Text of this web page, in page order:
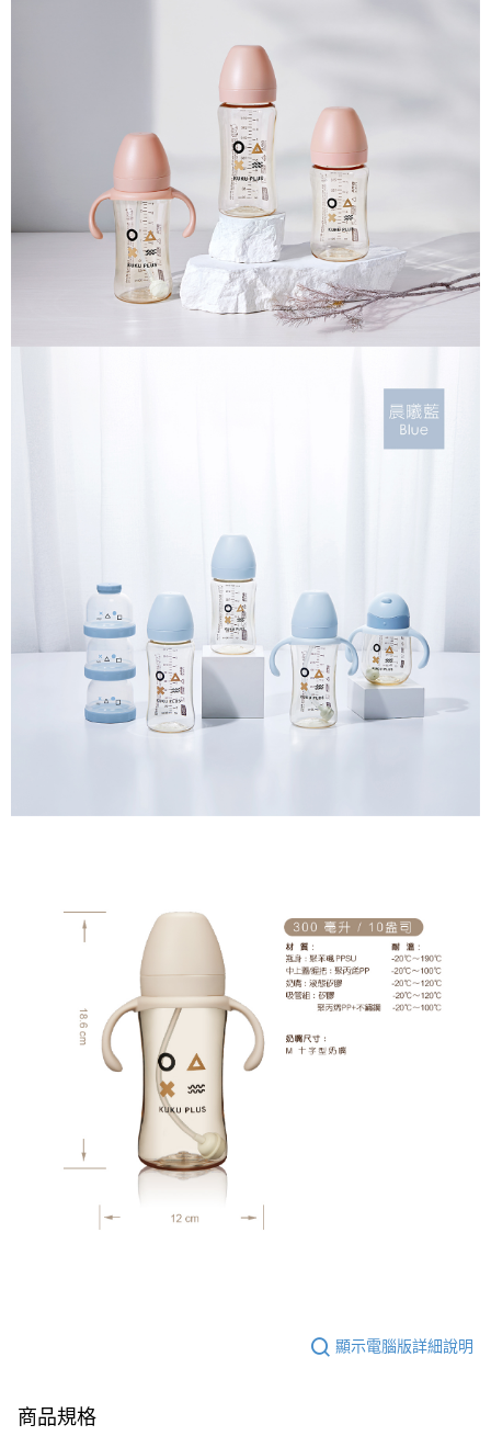
顯示電腦版詳細說明
商品規格